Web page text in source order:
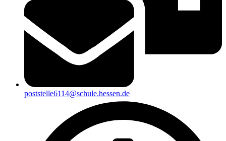
poststelle6114@schule.hessen.de